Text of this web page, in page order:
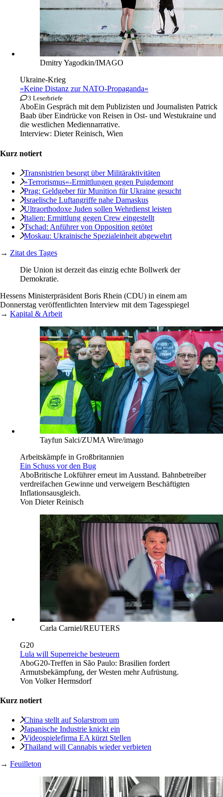
Dmitry Yagodkin/IMAGO
Ukraine-Krieg
»Keine Distanz zur NATO-Propaganda«
3 Leserbriefe
AboEin Gespräch mit dem Publizisten und Journalisten Patrick
Baab über Eindrücke von Reisen in Ost- und Westukraine und
die westlichen Mediennarrative.
Interview: Dieter Reinisch, Wien
Kurz notiert
Transnistrien besorgt über Militäraktivitäten
»Terrorismus«-Ermittlungen gegen Puigdemont
Prag: Geldgeber für Munition für Ukraine gesucht
Israelische Luftangriffe nahe Damaskus
Ultraorthodoxe Juden sollen Wehrdienst leisten
Italien: Ermittlung gegen Crew eingestellt
Tschad: Anführer von Opposition getötet
Moskau: Ukrainische Spezialeinheit abgewehrt
→ Zitat des Tages
Die Union ist derzeit das einzig echte Bollwerk der
Demokratie.
Hessens Ministerpräsident Boris Rhein (CDU) in einem am
Donnerstag veröffentlichten Interview mit dem Tagesspiegel
→ Kapital & Arbeit
Tayfun Salci/ZUMA Wire/imago
Arbeitskämpfe in Großbritannien
Ein Schuss vor den Bug
AboBritische Lokführer erneut im Ausstand. Bahnbetreiber
verdreifachen Gewinne und verweigern Beschäftigten
Inflationsausgleich.
Von Dieter Reinisch
Carla Carniel/REUTERS
G20
Lula will Superreiche besteuern
AboG20-Treffen in São Paulo: Brasilien fordert
Armutsbekämpfung, der Westen mehr Aufrüstung.
Von Volker Hermsdorf
Kurz notiert
China stellt auf Solarstrom um
Japanische Industrie knickt ein
Videospielefirma EA kürzt Stellen
Thailand will Cannabis wieder verbieten
→ Feuilleton